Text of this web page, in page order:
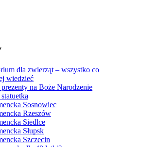
dla zwierząt – wszystko co
wiedzieć
na Boże Narodzenie
Sosnowiec
Rzeszów
Siedlce
Słupsk
Szczecin